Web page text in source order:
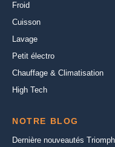
Froid
Cuisson
Lavage
Petit électro
Chauffage & Climatisation
High Tech
NOTRE BLOG
Dernière nouveautés Triomph